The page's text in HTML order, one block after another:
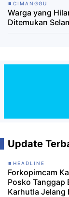
CIMANGGU
Warga yang
Ditemukan
Update
HEADLINE
Forkopimcam
Posko Tanggap
Karhutla Jelang